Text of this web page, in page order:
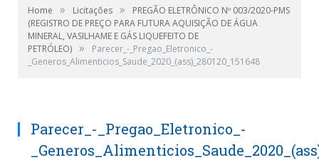
Home » Licitações »
PREGÃO ELETRÔNICO Nº 003/2020-PMS
(REGISTRO DE PREÇO PARA FUTURA AQUISIÇÃO DE ÁGUA
MINERAL, VASILHAME E GÁS LIQUEFEITO DE
PETRÓLEO) »
Parecer_-_Pregao_Eletronico_-
_Generos_Alimenticios_Saude_2020_(ass)_280120_151648
Parecer_-_Pregao_Eletronico_-